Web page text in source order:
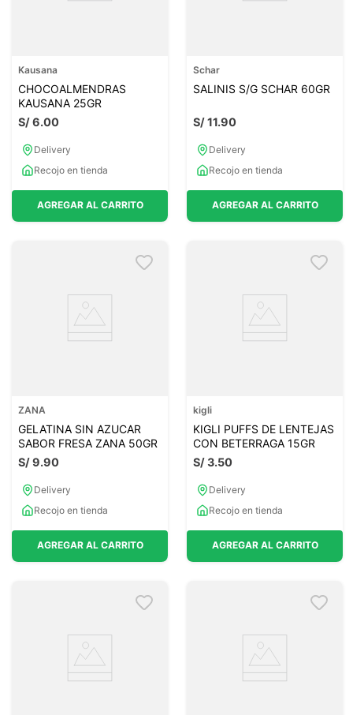
Kausana
CHOCOALMENDRAS
KAUSANA 25GR
S/6.00
Delivery
Recojo en tienda
AGREGAR AL CARRITO
Schar
SALINIS S/G SCHAR 60GR
S/11.90
Delivery
Recojo en tienda
AGREGAR AL CARRITO
ZANA
GELATINA SIN AZUCAR
SABOR FRESA ZANA 50GR
S/9.90
Delivery
Recojo en tienda
AGREGAR AL CARRITO
kigli
KIGLI PUFFS DE LENTEJAS
CON BETERRAGA 15GR
S/3.50
Delivery
Recojo en tienda
AGREGAR AL CARRITO